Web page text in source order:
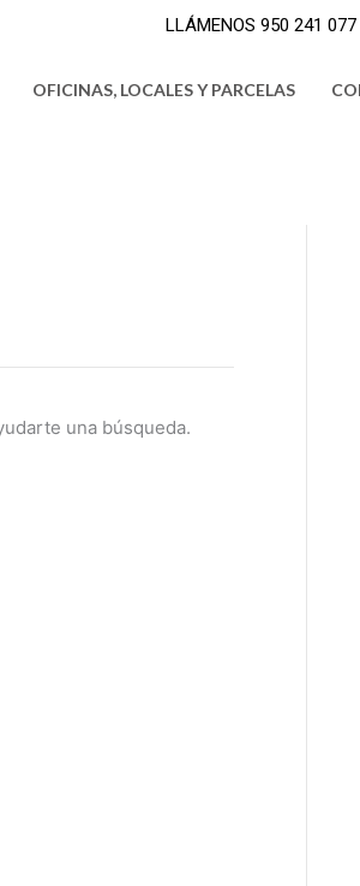
LLÁMENOS 950 241
OFICINAS, LOCALES Y PARCELAS
una búsqueda.